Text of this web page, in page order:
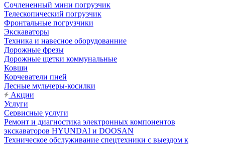
Сочлененный мини погрузчик
Телескопический погрузчик
Фронтальные погрузчики
Экскаваторы
Техника и навесное оборудованние
Дорожные фрезы
Дорожные щетки коммунальные
Ковши
Корчеватели пней
Лесные мульчеры-косилки
Акции
Услуги
Сервисные услуги
Ремонт и диагностика электронных компонентов
экскаваторов HYUNDAI и DOOSAN
Техническое обслуживание спецтехники с выездом к